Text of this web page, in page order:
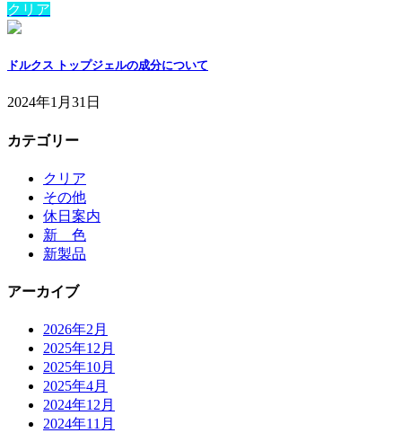
クリア
ドルクス トップジェルの成分について
2024年1月31日
カテゴリー
クリア
その他
休日案内
新 色
新製品
アーカイブ
2026年2月
2025年12月
2025年10月
2025年4月
2024年12月
2024年11月